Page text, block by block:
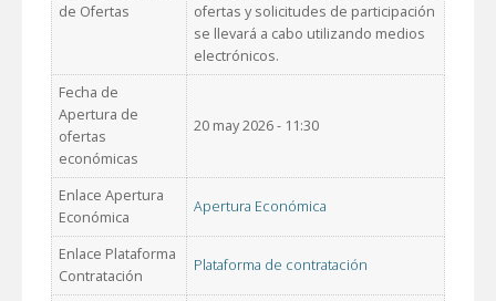
de Ofertas
ofertas y solicitudes de participación
se llevará a cabo utilizando medios
electrónicos.
Fecha de
Apertura de
ofertas
económicas
20 may 2026 - 11:30
Enlace Apertura
Económica
Apertura Económica
Enlace Plataforma
Contratación
Plataforma de contratación